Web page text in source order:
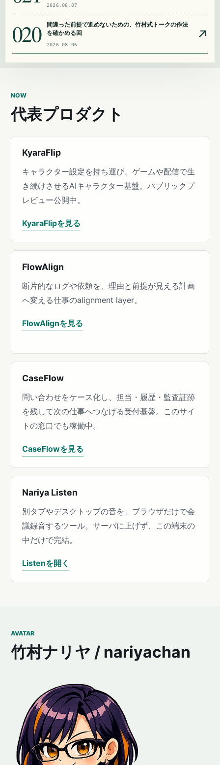
2026.08.07
020
間違った前提で進めないための、竹村式トークの作法
を確かめる回
2026.08.06
NOW
代表プロダクト
KyaraFlip
キャラクター設定を持ち運び、ゲームや配信で生
き続けさせるAIキャラクター基盤。パブリックプ
レビュー公開中。
KyaraFlipを見る
FlowAlign
断片的なログや依頼を、理由と前提が見える計画
へ変える仕事のalignment layer。
FlowAlignを見る
CaseFlow
問い合わせをケース化し、担当・履歴・監査証跡
を残して次の仕事へつなげる受付基盤。このサイ
トの窓口でも稼働中。
CaseFlowを見る
Nariya Listen
別タブやデスクトップの音を、ブラウザだけで会
議録音するツール。サーバに上げず、この端末の
中だけで完結。
Listenを開く
AVATAR
竹村ナリヤ / nariyachan